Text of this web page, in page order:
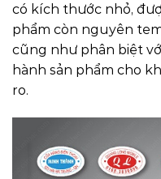
có kích thước nhỏ,
phẩm còn nguyên
cũng như phân biệt
hành sản phẩm cho
ro.